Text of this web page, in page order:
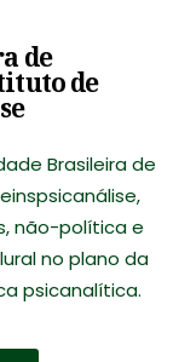
de
de
Brasileira de
não-política e
no plano da
psicanalítica.